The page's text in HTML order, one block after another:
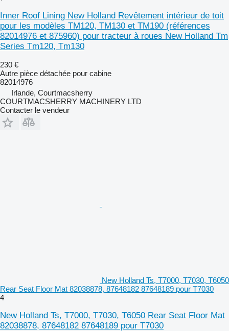
Inner Roof Lining New Holland Revêtement intérieur de toit
pour les modèles TM120, TM130 et TM190 (références
82014976 et 875960) pour tracteur à roues New Holland Tm
Series Tm120, Tm130
230 €
Autre pièce détachée pour cabine
82014976
Irlande, Courtmacsherry
COURTMACSHERRY MACHINERY LTD
Contacter le vendeur
New Holland Ts, T7000, T7030, T6050
Rear Seat Floor Mat 82038878, 87648182 87648189 pour T7030
4
New Holland Ts, T7000, T7030, T6050 Rear Seat Floor Mat
82038878, 87648182 87648189 pour T7030